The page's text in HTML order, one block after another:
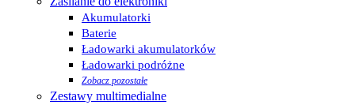
Akumulatorki
Baterie
Ładowarki akumulatorków
Ładowarki podróżne
Zobacz pozostałe
Zestawy multimedialne